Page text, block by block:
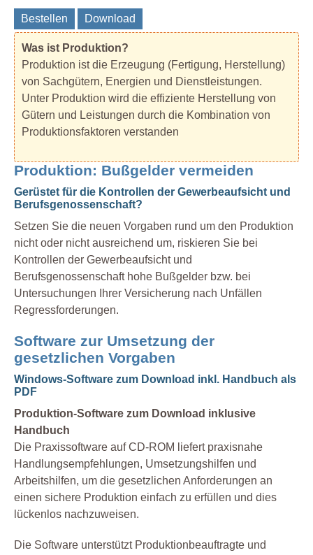
Bestellen Download
Was ist Produktion?
Produktion ist die Erzeugung (Fertigung, Herstellung)
von Sachgütern, Energien und Dienstleistungen.
Unter Produktion wird die effiziente Herstellung von
Gütern und Leistungen durch die Kombination von
Produktionsfaktoren verstanden
Produktion: Bußgelder vermeiden
Gerüstet für die Kontrollen der Gewerbeaufsicht und
Berufsgenossenschaft?
Setzen Sie die neuen Vorgaben rund um den Produktion
nicht oder nicht ausreichend um, riskieren Sie bei
Kontrollen der Gewerbeaufsicht und
Berufsgenossenschaft hohe Bußgelder bzw. bei
Untersuchungen Ihrer Versicherung nach Unfällen
Regressforderungen.
Software zur Umsetzung der
gesetzlichen Vorgaben
Windows-Software zum Download inkl. Handbuch als
PDF
Produktion-Software zum Download inklusive
Handbuch
Die Praxissoftware auf CD-ROM liefert praxisnahe
Handlungsempfehlungen, Umsetzungshilfen und
Arbeitshilfen, um die gesetzlichen Anforderungen an
einen sichere Produktion einfach zu erfüllen und dies
lückenlos nachzuweisen.
Die Software unterstützt Produktionbeauftragte und